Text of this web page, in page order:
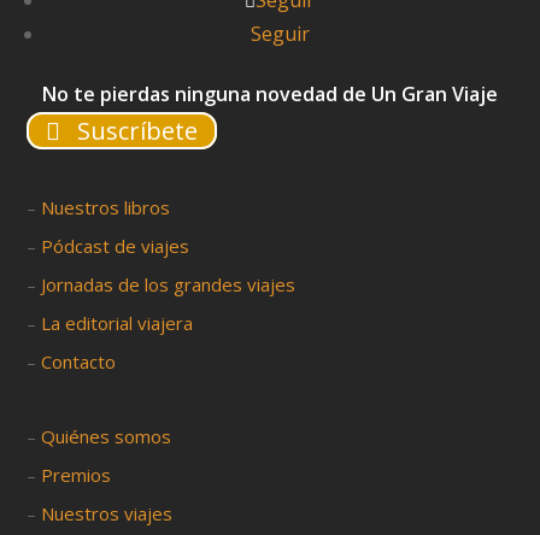
Seguir
No te pierdas ninguna novedad de Un Gran Viaje
Suscríbete
– Nuestros libros
– Pódcast de viajes
– Jornadas de los grandes viajes
– La editorial viajera
–Contacto
–Quiénes somos
– Premios
– Nuestros viajes